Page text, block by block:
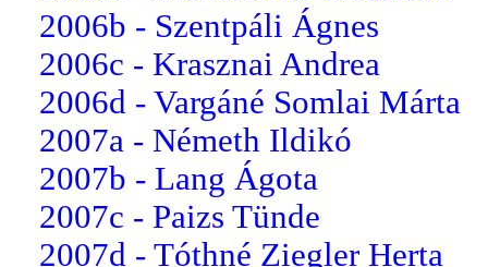
2006b - Szentpáli Ágnes
2006c - Krasznai Andrea
2006d - Vargáné Somlai Márta
2007a - Németh Ildikó
2007b - Lang Ágota
2007c - Paizs Tünde
2007d - Tóthné Ziegler Herta